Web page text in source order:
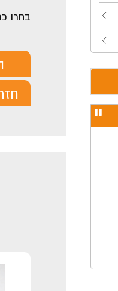
עצור
בחרו